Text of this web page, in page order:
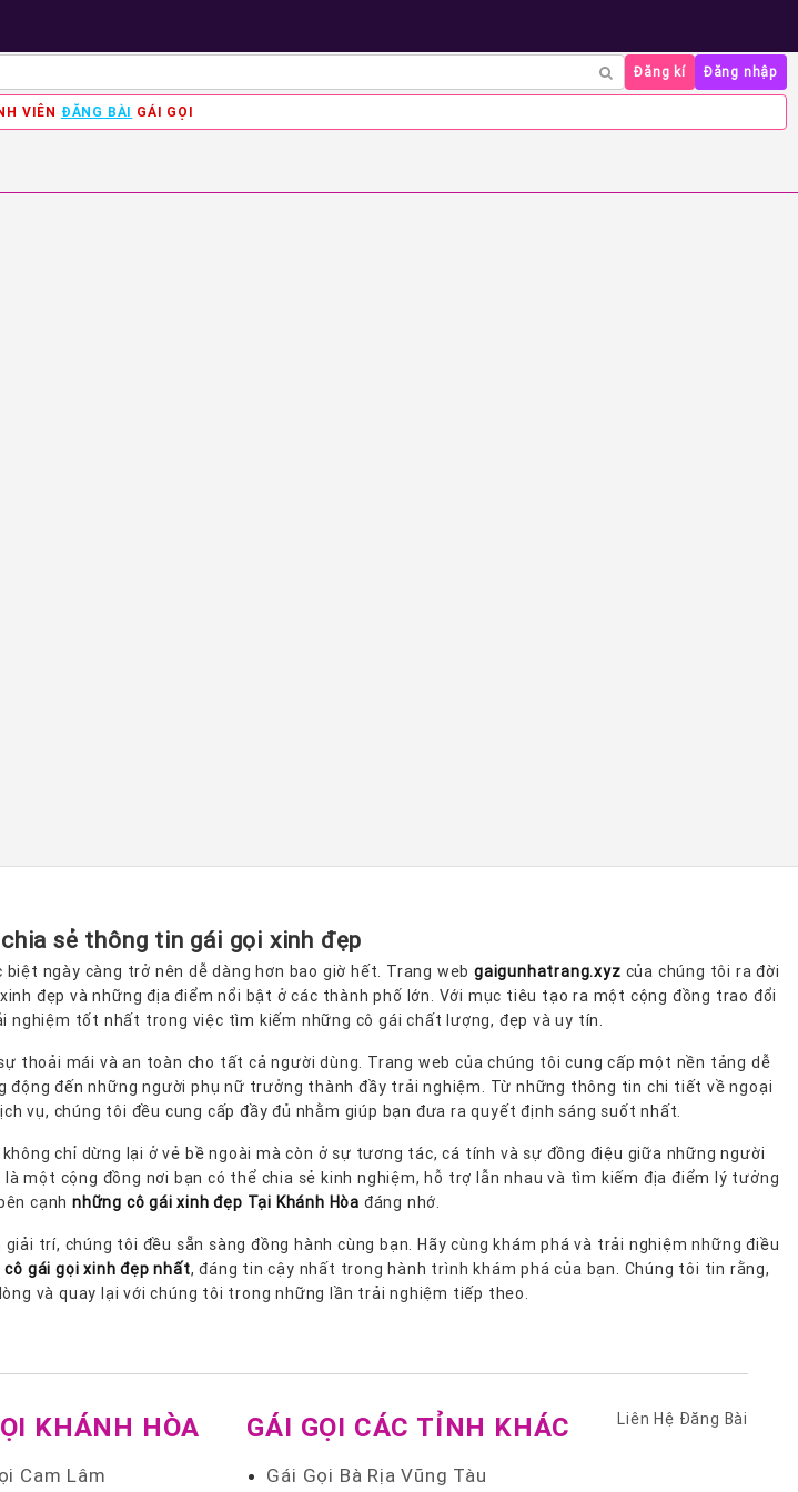
Đăng kí Đăng nhập
VIÊN ĐĂNG BÀI GÁI GỌI
sẻ thông tin gái gọi xinh đẹp
ngày càng trở nên dễ dàng hơn bao giờ hết. Trang webgaigunhatrang.xyz của chúng tôi ra đời
đẹp và những địa điểm nổi bật ở các thành phố lớn. Với mục tiêu tạo ra một cộng đồng trao đổi
nghiệm tốt nhất trong việc tìm kiếm những cô gái chất lượng, đẹp và uy tín.
thoải mái và an toàn cho tất cả người dùng. Trang web của chúng tôi cung cấp một nền tảng dễ
đến những người phụ nữ trưởng thành đầy trải nghiệm. Từ những thông tin chi tiết về ngoại
vụ, chúng tôi đều cung cấp đầy đủ nhằm giúp bạn đưa ra quyết định sáng suốt nhất.
chỉ dừng lại ở vẻ bề ngoài mà còn ở sự tương tác, cá tính và sự đồng điệu giữa những người
một cộng đồng nơi bạn có thể chia sẻ kinh nghiệm, hỗ trợ lẫn nhau và tìm kiếm địa điểm lý tưởng
cạnh những cô gái xinh đẹp Tại Khánh Hòa đáng nhớ.
trí, chúng tôi đều sẵn sàng đồng hành cùng bạn. Hãy cùng khám phá và trải nghiệm những điều
cô gái gọi xinh đẹp nhất, đáng tin cậy nhất trong hành trình khám phá của bạn. Chúng tôi tin rằng,
và quay lại với chúng tôi trong những lần trải nghiệm tiếp theo.
KHÁNH HÒA
Cam Lâm
GÁI GỌI CÁC TỈNH KHÁC
Gái Gọi Bà Rịa Vũng Tàu
Liên Hệ Đăng Bài